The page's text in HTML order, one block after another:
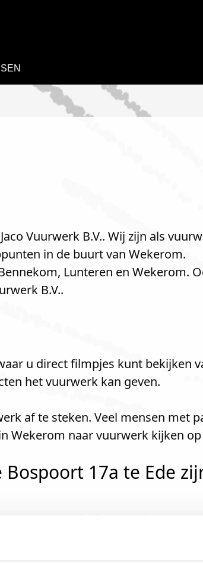
Vuurwerk B.V.. Wij zijn als
in de buurt van Wekerom.
Lunteren en Wekerom.
B.V..
u direct filmpjes kunt bekijken
het vuurwerk kan geven.
af te steken. Veel mensen met
Wekerom naar vuurwerk kijken
17a te Ede
harte welkom! U bent